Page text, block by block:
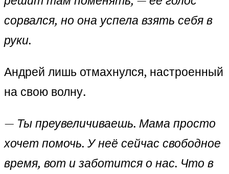
сорвался, но она успела взять себя в
руки.
Андрей лишь отмахнулся, настроенный
на свою волну.
— Ты преувеличиваешь. Мама просто
хочет помочь. У неё сейчас свободное
время, вот и заботится о нас. Что в